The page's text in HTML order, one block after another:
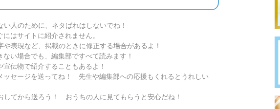
人のために、ネタばれはしないでね！
はサイトに紹介されません。
表現など、掲載のときに修正する場合があるよ！
い場合でも、編集部ですべて読みます！
伝物で紹介することもあるよ！
セージを送ってね！ 先生や編集部への応援もくれるとうれしい
てから送ろう！ おうちの人に見てもらうと安心だね！